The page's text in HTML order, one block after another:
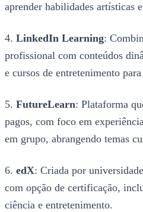
aprender habilidades artísticas
4. LinkedIn Learning:
profissional com conteúdos
e cursos de entretenimento
5. FutureLearn: Plataforma
pagos, com foco em
em grupo, abrangendo temas
6. edX: Criada por
com opção de certificação,
ciência e entretenimento.